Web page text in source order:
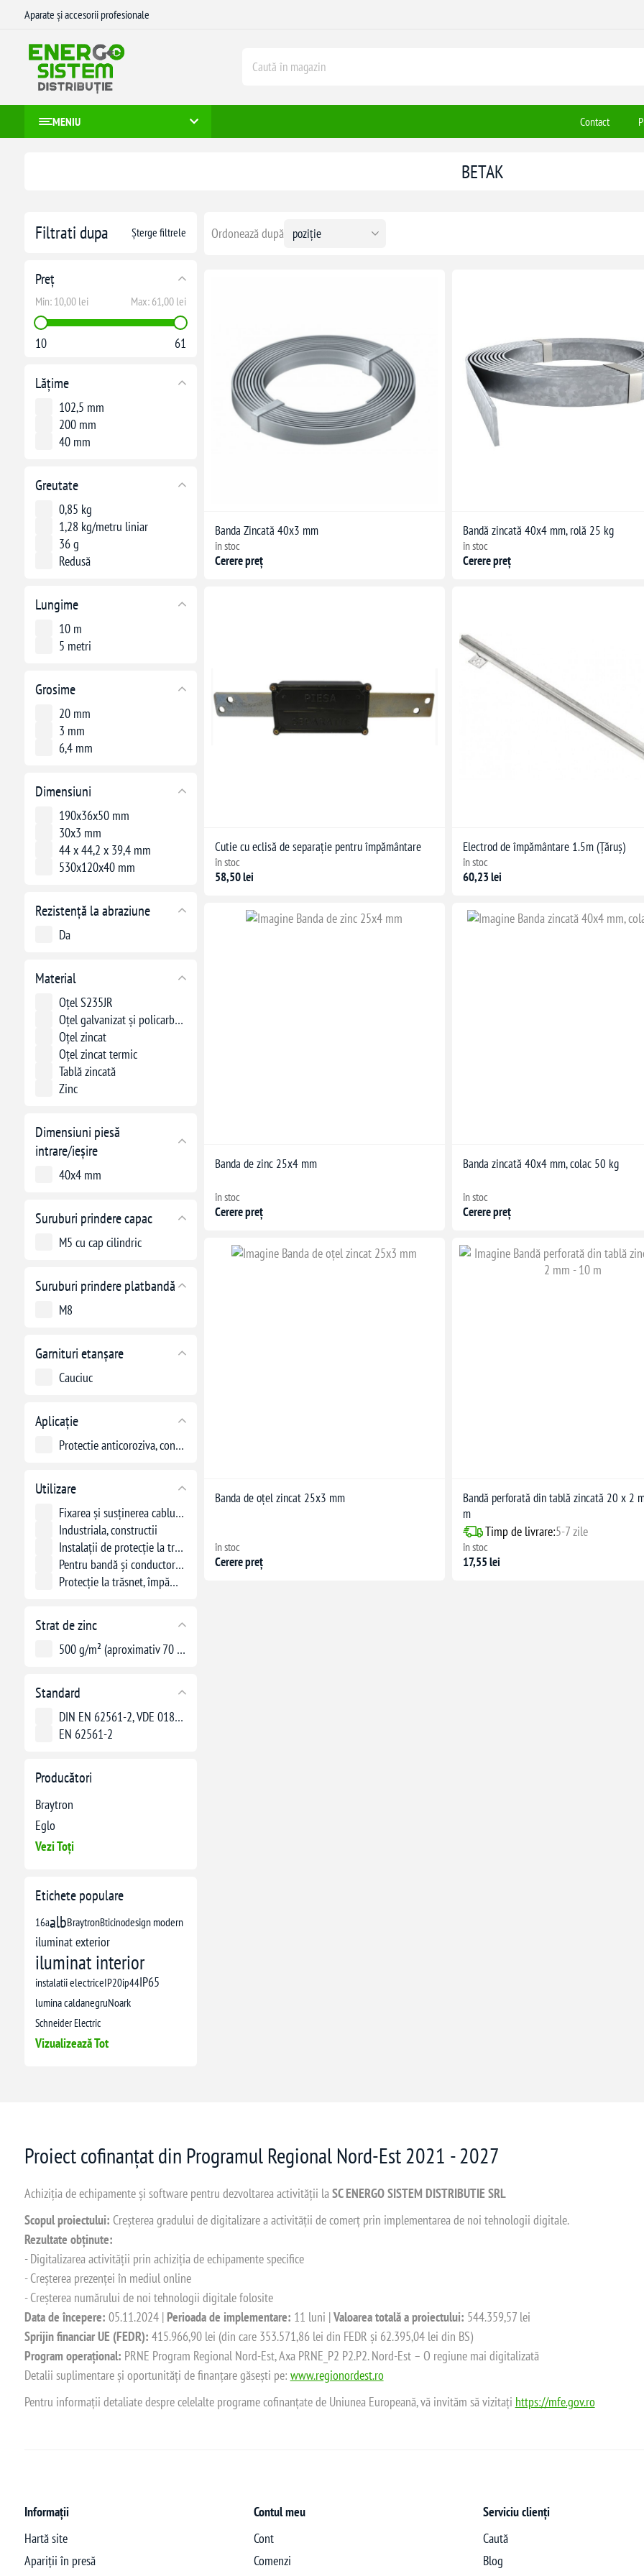
Aparate și accesorii profesionale
MENIU Contact
Filtrati dupa Șterge filtrele
Preț
Min: 10,00 lei Max: 61,00 lei
10 61
Lățime
102,5 mm
200 mm
40 mm
Greutate
0,85 kg
1,28 kg/metru liniar
36 g
Redusă
Lungime
10 m
5 metri
Grosime
20 mm
3 mm
6,4 mm
Dimensiuni
190x36x50 mm
30x3 mm
44 x 44,2 x 39,4 mm
530x120x40 mm
Rezistență la abraziune
Da
Material
Oțel S235JR
Oțel galvanizat și policarbonat
Oțel zincat
Oțel zincat termic
Tablă zincată
Zinc
Dimensiuni piesă
intrare/ieșire
40x4 mm
Suruburi prindere capac
M5 cu cap cilindric
Suruburi prindere platbandă
M8
Garnituri etanșare
Cauciuc
Aplicație
Protectie anticoroziva, conductivitate electrica
Utilizare
Fixarea și susținerea cablurilor electrice
Industriala, constructii
Instalații de protecție la trăsnet și legare la pământ
Pentru bandă și conductor rotund
Protecție la trăsnet, împământare, egalizare de potențial
Strat de zinc
500 g/m² (aproximativ 70 µm)
Standard
DIN EN 62561-2, VDE 0185-305
EN 62561-2
Producători
Braytron
Eglo
Vezi Toți
Etichete populare
16aalbBraytronBticinodesign modern
iluminat exterior
iluminat interior
instalatii electriceIP20ip44IP65
lumina caldanegruNoark
Schneider Electric
Vizualizează Tot
BETAK
Ordonează după
Banda Zincată 40x3 mm
în stoc
Cerere preț
Bandă zincată 40x4 mm, rolă 25 kg
în stoc
Cerere preț
Cutie cu eclisă de separație pentru împământare
în stoc
58,50 lei
Electrod de împământare 1.5m (Țăruș)
în stoc
60,23 lei
Banda de zinc 25x4 mm
în stoc
Cerere preț
Banda zincată 40x4 mm, colac 50 kg
în stoc
Cerere preț
Banda de oțel zincat 25x3 mm
în stoc
Cerere preț
Bandă perforată din tablă zincată 20 x 2
m
Timp de livrare:5-7 zile
în stoc
17,55 lei
Proiect cofinanțat din Programul Regional Nord-Est 2021 - 2027
Achiziția de echipamente și software pentru dezvoltarea activității laSC ENERGO SISTEM DISTRIBUTIE SRL
Scopul proiectului: Creșterea gradului de digitalizare a activității de comerț prin implementarea de noi tehnologii digitale.
Rezultate obținute:
- Digitalizarea activității prin achiziția de echipamente specifice
- Creșterea prezenței în mediul online
- Creșterea numărului de noi tehnologii digitale folosite
Data de începere: 05.11.2024 | Perioada de implementare: 11 luni |Valoarea totală a proiectului: 544.359,57 lei
Sprijin financiar UE (FEDR): 415.966,90 lei (din care 353.571,86 lei din FEDR și 62.395,04 lei din BS)
Program operațional: PRNE Program Regional Nord-Est, Axa PRNE_P2 P2.P2. Nord-Est – O regiune mai digitalizată
Detalii suplimentare și oportunități de finanțare găsești pe: www.regionordest.ro
Pentru informații detaliate despre celelalte programe cofinanțate de Uniunea Europeană, vă invităm să vizitați https://mfe.gov.ro
Informații
Hartă site
Apariții în presă
Contul meu
Cont
Comenzi
Serviciu clienți
Caută
Blog